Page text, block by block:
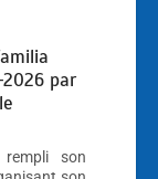
par
son